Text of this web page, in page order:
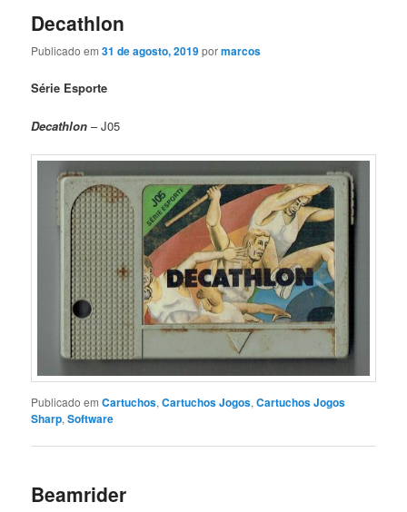
Decathlon
Publicado em31 de agosto, 2019pormarcos
Série Esporte
Decathlon – J05
Publicado em Cartuchos,Cartuchos Jogos,Cartuchos Jogos
Sharp,Software
Beamrider